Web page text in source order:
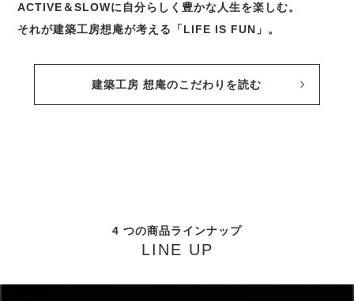
ACTIVE＆SLOWに自分らしく豊かな人生を楽しむ。
それが建築工房想庵が考える「LIFE IS FUN」。
建築工房 想庵のこだわりを読む
4 つの商品ラインナップ
LINE UP